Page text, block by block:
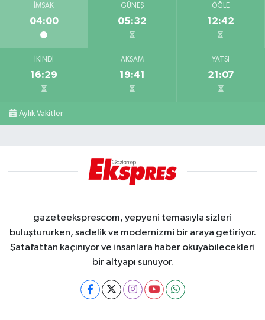
İMSAK
04:00
GÜNEŞ
05:32
ÖĞLE
12:42
İKINDI
16:29
AKŞAM
19:41
YATSI
21:07
Aylık Vakitler
gazeteeksprescom, yepyeni temasıyla sizleri
buluştururken, sadelik ve modernizmi bir araya getiriyor.
Şatafattan kaçınıyor ve insanlara haber okuyabilecekleri
bir altyapı sunuyor.